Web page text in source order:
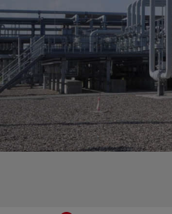
们
博
客
历
史
简
体
中